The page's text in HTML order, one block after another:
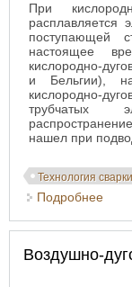
При
расплавляется
поступающей
настоящее
кислородно-
и Бельгии),
кислородно-
трубчатых
нашел при
Технология сварки
Подробнее
Воздушно-